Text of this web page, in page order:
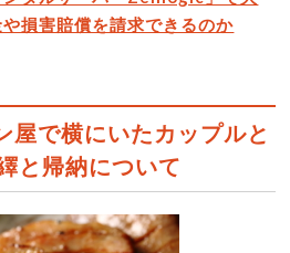
損害賠償を請求できるのか
屋で横にいたカップルと
と帰納について